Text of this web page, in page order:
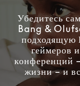
Убедитесь
Bang &
подходящую
геймеров
конференций
жизни – и